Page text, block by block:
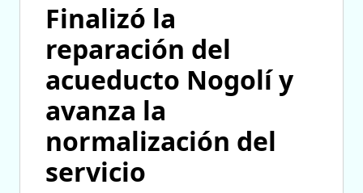
Finalizó la
reparación del
acueducto Nogolí y
avanza la
normalización del
servicio